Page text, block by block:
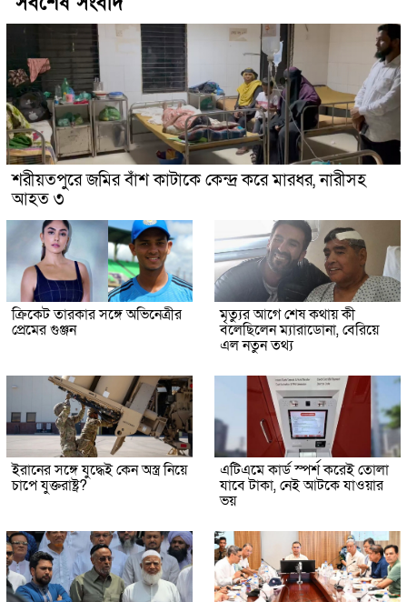
শরীয়তপুরে জমির বাঁশ কাটাকে কেন্দ্র করে মারধর, নারীসহ
আহত ৩
ক্রিকেট তারকার সঙ্গে অভিনেত্রীর
প্রেমের গুঞ্জন
মৃত্যুর আগে শেষ কথায় কী
বলেছিলেন ম্যারাডোনা, বেরিয়ে
এল নতুন তথ্য
ইরানের সঙ্গে যুদ্ধেই কেন অস্ত্র নিয়ে
চাপে যুক্তরাষ্ট্র?
এটিএমে কার্ড স্পর্শ করেই তোলা
যাবে টাকা, নেই আটকে যাওয়ার
ভয়